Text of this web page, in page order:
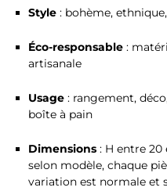
Style : bohème,
Éco-responsable :
artisanale
Usage : rangement,
boîte à pain
Dimensions : H entre
selon modèle, chaque
variation est normale et